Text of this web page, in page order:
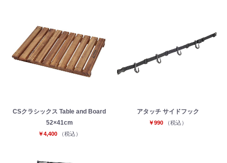
CSクラシックス Table and Board
52×41cm
￥4,400 （税込）
アタッチ サイドフック
￥990 （税込）